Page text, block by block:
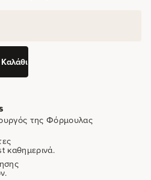
της Φόρμουλας
καθημερινά.